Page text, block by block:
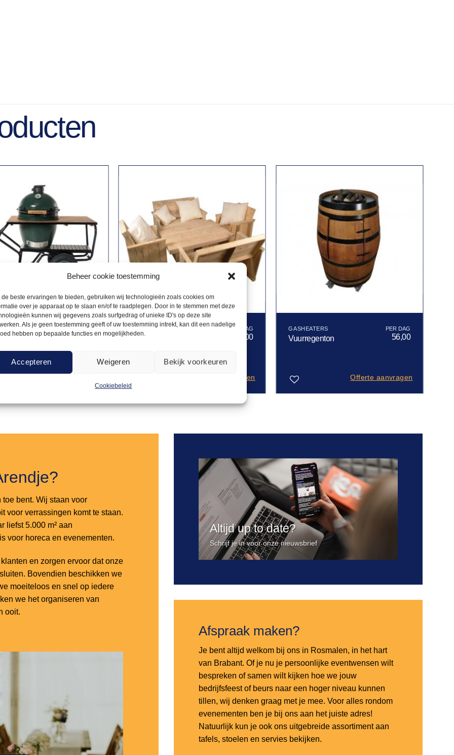
Beheer cookie toestemming
de beste ervaringen te bieden, gebruiken wij technologieën zoals cookies om
over je apparaat op te slaan en/of te raadplegen. Door in te stemmen met deze
kunnen wij gegevens zoals surfgedrag of unieke ID's op deze site
Als je geen toestemming geeft of uw toestemming intrekt, kan dit een nadelige
hebben op bepaalde functies en mogelijkheden.
Accepteren Weigeren Bekijk voorkeuren
Cookiebeleid
- KOLEN &
Kruiwagen
Egg
200,00
FESTIVAL
Set steigerhout deluxe 88,00
Offerte aanvragen
GASHEATERS
Vuurregenton 56,00
Offerte aanvragen
bent. Wij staan voor
voor verrassingen komt te staan.
liefst 5.000 m² aan
voor horeca en evenementen.
en zorgen ervoor dat onze
Bovendien beschikken we
moeiteloos en snel op iedere
we het organiseren van
ooit.
Altijd up to date?
Schrijf je in voor onze nieuwsbrief
Afspraak maken?
Je bent altijd welkom bij ons in Rosmalen, in het hart
van Brabant. Of je nu je persoonlijke eventwensen wilt
bespreken of samen wilt kijken hoe we jouw
bedrijfsfeest of beurs naar een hoger niveau kunnen
tillen, wij denken graag met je mee. Voor alles rondom
evenementen ben je bij ons aan het juiste adres!
Natuurlijk kun je ook ons uitgebreide assortiment aan
tafels, stoelen en servies bekijken.